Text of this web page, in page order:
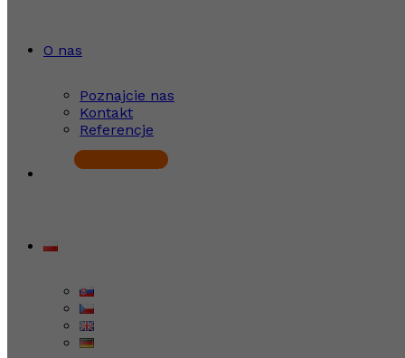
O nas
Poznajcie nas
Kontakt
Referencje
Rozpocznij bezpłatnie